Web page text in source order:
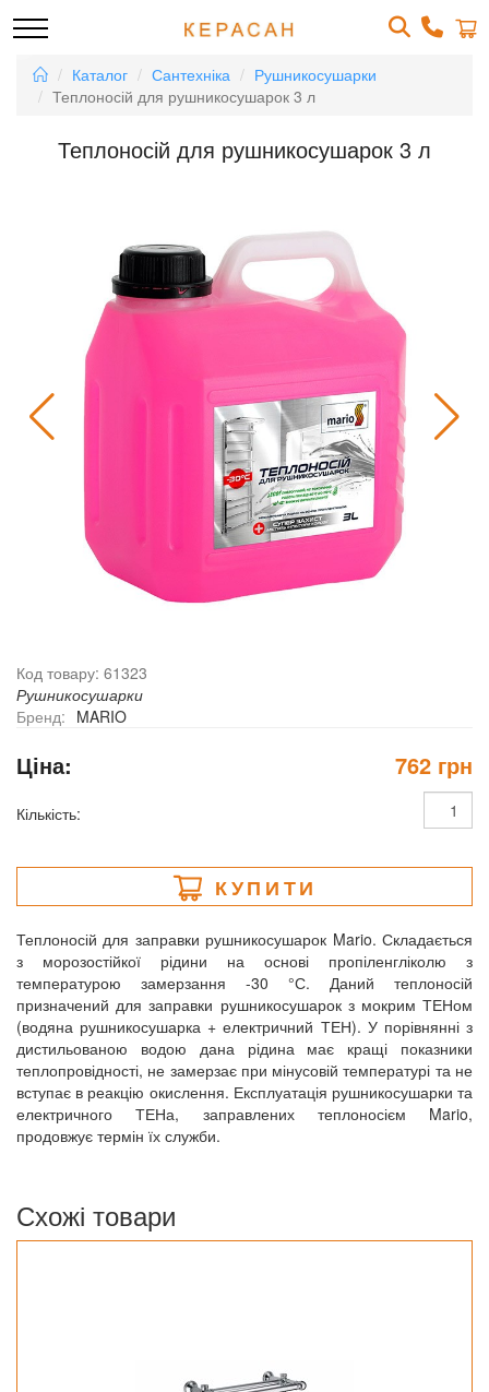
Каталог Сантехніка
Рушникосушарки
Теплоносій для рушникосушарок 3 л
Теплоносій для рушникосушарок 3 л
Код товару: 61323
Рушникосушарки
Бренд: MARIO
Ціна: 762 грн
Кількість:
КУПИТИ
Теплоносій для заправки рушникосушарок Mario. Складається
з морозостійкої рідини на основі пропіленгліколю з
температурою замерзання -30 °С. Даний теплоносій
призначений для заправки рушникосушарок з мокрим ТЕНом
(водяна рушникосушарка + електричний ТЕН). У порівнянні з
дистильованою водою дана рідина має кращі показники
теплопровідності, не замерзає при мінусовій температурі та не
вступає в реакцію окислення. Експлуатація рушникосушарки та
електричного ТЕНа, заправлених теплоносієм Mario,
продовжує термін їх служби.
Схожі товари